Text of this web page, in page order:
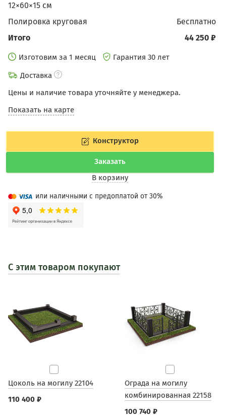
12×60×15 см
бесплатно
Полировка круговая
44 250 ₽
Итого
Изготовим за 1 месяц
Гарантия 30 лет
Доставка
Цены и наличие товара уточняйте у менеджера.
Показать на карте
Конструктор
Заказать
В корзину
или наличными с предоплатой от 30%
С этим товаром покупают
Цоколь на могилу 22104
110 400 ₽
Ограда на могилу
комбинированная 22158
100 740 ₽